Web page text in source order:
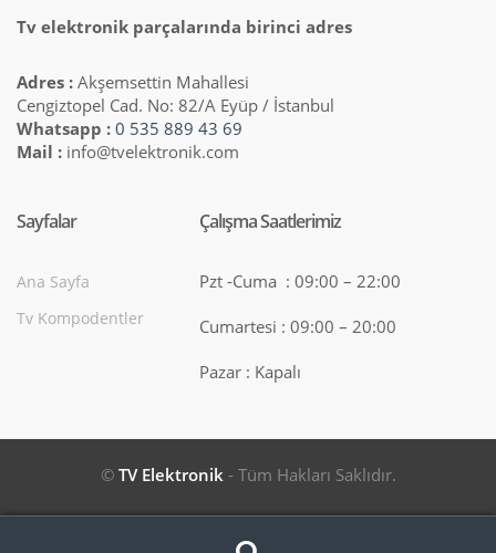
Tv elektronik parçalarında birinci adres
Adres : Akşemsettin Mahallesi
Cengiztopel Cad. No: 82/A Eyüp / İstanbul
Whatsapp : 0 535 889 43 69
Mail : info@tvelektronik.com
Sayfalar
Ana Sayfa
Tv Kompodentler
Çalışma Saatlerimiz
Pzt -Cuma : 09:00 – 22:00
Cumartesi : 09:00 – 20:00
Pazar : Kapalı
© TV Elektronik- Tüm Hakları Saklıdır.